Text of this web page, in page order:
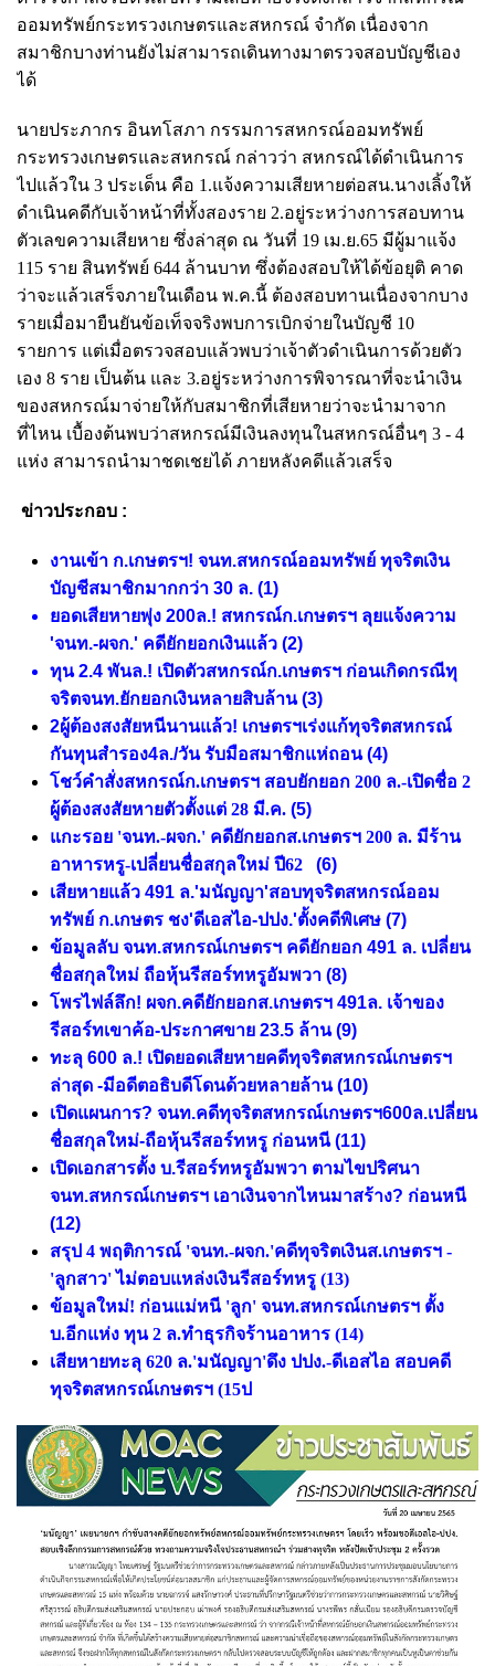
ออมทรัพย์กระทรวงเกษตรและสหกรณ์ จำกัด เนื่องจาก
สมาชิกบางท่านยังไม่สามารถเดินทางมาตรวจสอบบัญชีเอง
ได้
นายประภากร อินทโสภา กรรมการสหกรณ์ออมทรัพย์
กระทรวงเกษตรและสหกรณ์ กล่าวว่า สหกรณ์ได้ดำเนินการ
ไปแล้วใน 3 ประเด็น คือ 1.แจ้งความเสียหายต่อสน.นางเลิ้งให้
ดำเนินคดีกับเจ้าหน้าที่ทั้งสองราย 2.อยู่ระหว่างการสอบทาน
ตัวเลขความเสียหาย ซึ่งล่าสุด ณ วันที่ 19 เม.ย.65 มีผู้มาแจ้ง
115 ราย สินทรัพย์ 644 ล้านบาท ซึ่งต้องสอบให้ได้ข้อยุติ คาด
ว่าจะแล้วเสร็จภายในเดือน พ.ค.นี้ ต้องสอบทานเนื่องจากบาง
รายเมื่อมายืนยันข้อเท็จจริงพบการเบิกจ่ายในบัญชี 10
รายการ แต่เมื่อตรวจสอบแล้วพบว่าเจ้าตัวดำเนินการด้วยตัว
เอง 8 ราย เป็นต้น และ 3.อยู่ระหว่างการพิจารณาที่จะนำเงิน
ของสหกรณ์มาจ่ายให้กับสมาชิกที่เสียหายว่าจะนำมาจาก
ที่ไหน เบื้องต้นพบว่าสหกรณ์มีเงินลงทุนในสหกรณ์อื่นๆ 3 - 4
แห่ง สามารถนำมาชดเชยได้ ภายหลังคดีแล้วเสร็จ
ข่าวประกอบ :
งานเข้า ก.เกษตรฯ! จนท.สหกรณ์ออมทรัพย์ ทุจริตเงิน
บัญชีสมาชิกมากกว่า 30 ล. (1)
ยอดเสียหายพุ่ง 200ล.! สหกรณ์ก.เกษตรฯ ลุยแจ้งความ
'จนท.-ผจก.' คดียักยอกเงินแล้ว (2)
ทุน 2.4 พันล.! เปิดตัวสหกรณ์ก.เกษตรฯ ก่อนเกิดกรณีทุ
จริตจนท.ยักยอกเงินหลายสิบล้าน(3)
2ผู้ต้องสงสัยหนีนานแล้ว! เกษตรฯเร่งแก้ทุจริตสหกรณ์
กันทุนสำรอง4ล./วัน รับมือสมาชิกแห่ถอน(4)
โชว์คำสั่งสหกรณ์ก.เกษตรฯ สอบยักยอก 200 ล.-เปิดชื่อ 2
ผู้ต้องสงสัยหายตัวตั้งแต่ 28 มี.ค. (5)
แกะรอย 'จนท.-ผจก.' คดียักยอกส.เกษตรฯ 200 ล. มีร้าน
อาหารหรู-เปลี่ยนชื่อสกุลใหม่ ปี62
(6)
เสียหายแล้ว 491 ล.'มนัญญา'สอบทุจริตสหกรณ์ออม
ทรัพย์ ก.เกษตร ชง'ดีเอสไอ-ปปง.'ตั้งคดีพิเศษ (7)
ข้อมูลลับ จนท.สหกรณ์เกษตรฯ คดียักยอก 491 ล. เปลี่ยน
ชื่อสกุลใหม่ ถือหุ้นรีสอร์ทหรูอัมพวา (8)
โพรไฟล์ลึก! ผจก.คดียักยอกส.เกษตรฯ 491ล. เจ้าของ
รีสอร์ทเขาค้อ-ประกาศขาย 23.5 ล้าน(9)
ทะลุ 600 ล.! เปิดยอดเสียหายคดีทุจริตสหกรณ์เกษตรฯ
ล่าสุด -มีอดีตอธิบดีโดนด้วยหลายล้าน(10)
เปิดแผนการ? จนท.คดีทุจริตสหกรณ์เกษตรฯ600ล.เปลี่ยน
ชื่อสกุลใหม่-ถือหุ้นรีสอร์ทหรู ก่อนหนี(11)
เปิดเอกสารตั้ง บ.รีสอร์ทหรูอัมพวา ตามไขปริศนา
จนท.สหกรณ์เกษตรฯ เอาเงินจากไหนมาสร้าง? ก่อนหนี
(12)
สรุป 4 พฤติการณ์ 'จนท.-ผจก.'คดีทุจริตเงินส.เกษตรฯ -
'ลูกสาว' ไม่ตอบแหล่งเงินรีสอร์ทหรู (13)
ข้อมูลใหม่! ก่อนแม่หนี 'ลูก' จนท.สหกรณ์เกษตรฯ ตั้ง
บ.อีกแห่ง ทุน 2 ล.ทำธุรกิจร้านอาหาร (14)
เสียหายทะลุ 620 ล.'มนัญญา'ดึง ปปง.-ดีเอสไอ สอบคดี
ทุจริตสหกรณ์เกษตรฯ (15ป